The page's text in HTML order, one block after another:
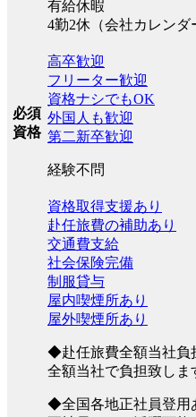
有給休暇
4勤2休（会社カレンダ
必須
資格
高卒歓迎
フリーター歓迎
資格ナシでもOK
外国人も歓迎
第二新卒歓迎
経験不問
資格取得支援あり
赴任旅費の補助あり
交通費支給
社会保険完備
制服貸与
屋内喫煙所あり
屋外喫煙所あり
◆赴任旅費全額当社
全額当社で負担致しま
◆全国各地正社員登